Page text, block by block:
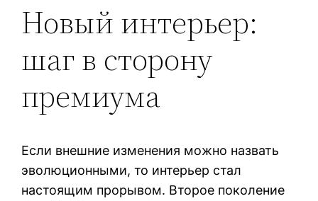
Новый интерьер:
шаг в сторону
премиума
Если внешние изменения можно назвать
эволюционными, то интерьер стал
настоящим прорывом. Второе поколение